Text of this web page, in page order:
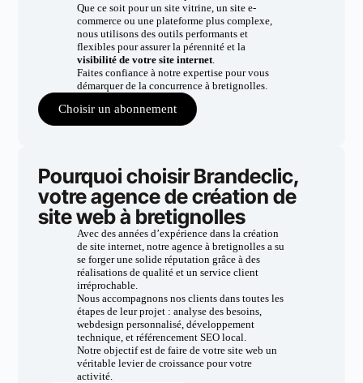
Que ce soit pour un site vitrine, un site e-
commerce ou une plateforme plus complexe,
nous utilisons des outils performants et
flexibles pour assurer la pérennité et la
visibilité de votre site internet.
Faites confiance à notre expertise pour vous
démarquer de la concurrence à bretignolles.
Choisir un abonnement
Pourquoi choisir Brandeclic,
votre agence de création de
site web à bretignolles
Avec des années d’expérience dans la création
de site internet, notre agence à bretignolles a su
se forger une solide réputation grâce à des
réalisations de qualité et un service client
irréprochable.
Nous accompagnons nos clients dans toutes les
étapes de leur projet : analyse des besoins,
webdesign personnalisé, développement
technique, et référencement SEO local.
Notre objectif est de faire de votre site web un
véritable levier de croissance pour votre
activité.